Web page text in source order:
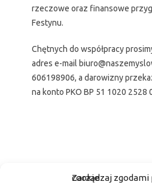
Zarządzaj zgodami plików cookie
rzeczowe oraz finansowe
Festynu.
Chętnych do współpracy
adres e-mail
606198906, a darowizny
na konto PKO BP 51 1020
M E S